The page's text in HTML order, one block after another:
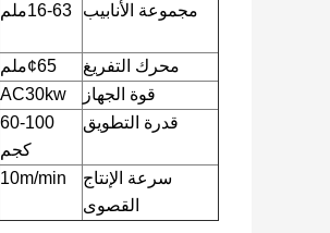
مجموعة الأنابيب
16-63ملم
محرك التفريغ ¢65ملم
قوة الجهاز
AC30kw
قدرة التطويق
60-100
كجم
سرعة الإنتاج
القصوى
10m/min